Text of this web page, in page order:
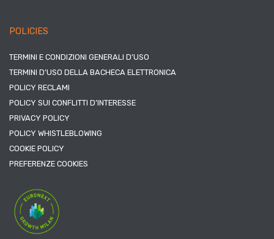
POLICIES
TERMINI E CONDIZIONI GENERALI D’USO
TERMINI D’USO DELLA BACHECA ELETTRONICA
POLICY RECLAMI
POLICY SUI CONFLITTI D’INTERESSE
PRIVACY POLICY
POLICY WHISTLEBLOWING
COOKIE POLICY
PREFERENZE COOKIES